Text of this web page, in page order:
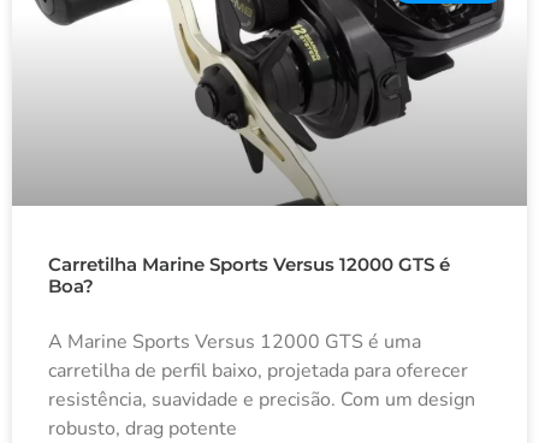
Carretilha Marine Sports Versus 12000 GTS é
Boa?
A Marine Sports Versus 12000 GTS é uma
carretilha de perfil baixo, projetada para oferecer
resistência, suavidade e precisão. Com um design
robusto, drag potente